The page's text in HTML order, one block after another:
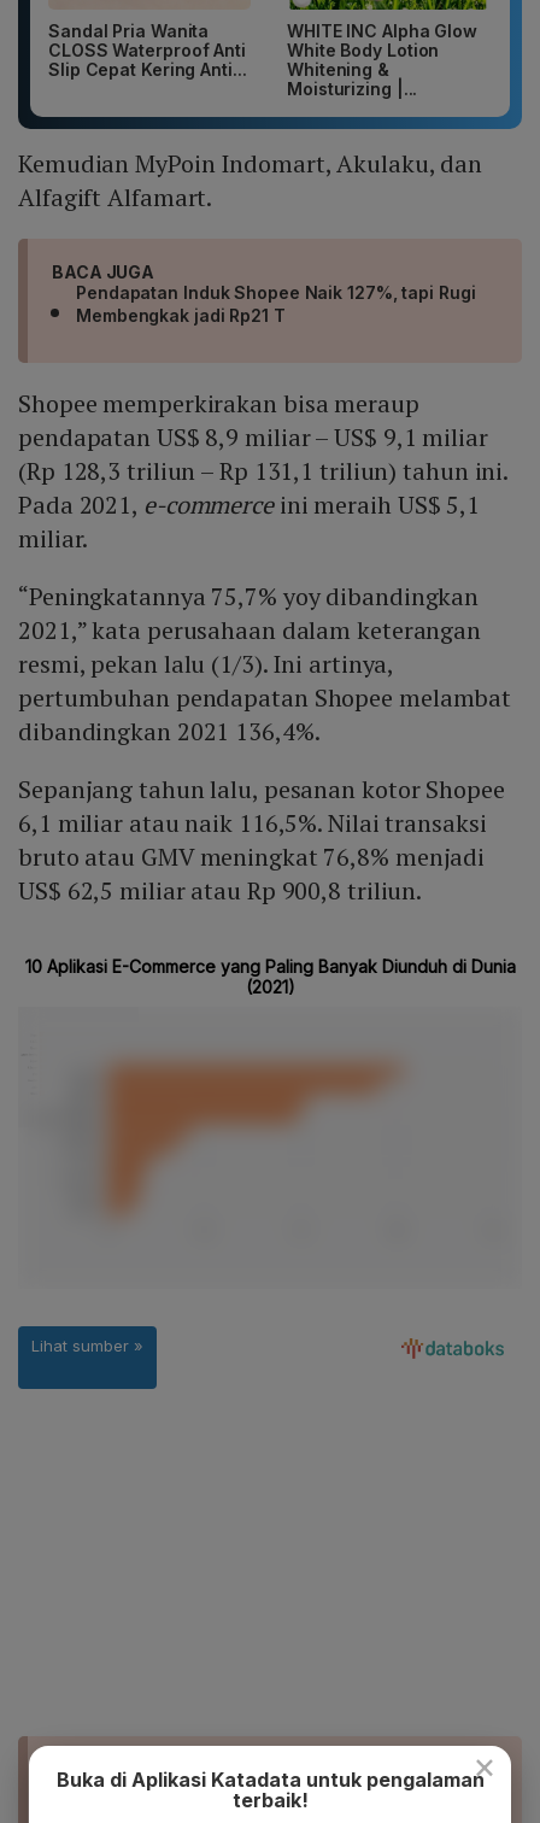
Sandal Pria Wanita
CLOSS Waterproof Anti
Slip Cepat Kering Anti...
WHITE INC Alpha Glow
White Body Lotion
Whitening &
Moisturizing |...
Kemudian MyPoin Indomart, Akulaku, dan
Alfagift Alfamart.
BACA JUGA
Pendapatan Induk Shopee Naik 127%, tapi Rugi
Membengkak jadi Rp21 T
Shopee memperkirakan bisa meraup
pendapatan US$ 8,9 miliar – US$ 9,1 miliar
(Rp 128,3 triliun – Rp 131,1 triliun) tahun ini.
Pada 2021, e-commerceini meraih US$ 5,1
miliar.
“Peningkatannya 75,7% yoy dibandingkan
2021,” kata perusahaan dalam keterangan
resmi, pekan lalu (1/3). Ini artinya,
pertumbuhan pendapatan Shopee melambat
dibandingkan 2021 136,4%.
Sepanjang tahun lalu, pesanan kotor Shopee
6,1 miliar atau naik 116,5%. Nilai transaksi
bruto atau GMV meningkat 76,8% menjadi
US$ 62,5 miliar atau Rp 900,8 triliun.
BACA JUGA
Shopee Prediksi Pendapatan Rp 131,1 Triliun
×
Buka di Aplikasi Katadata untuk pengalaman
terbaik!